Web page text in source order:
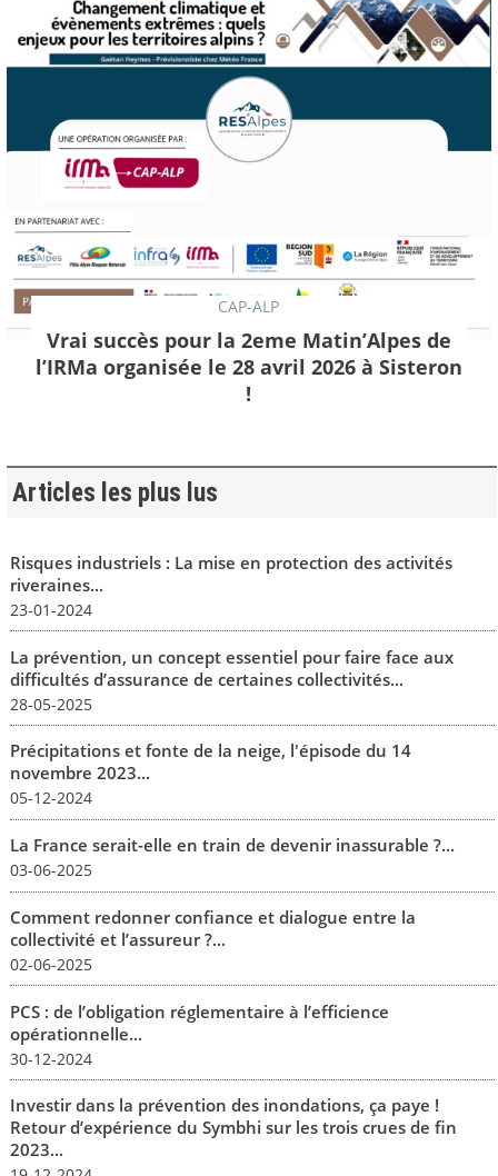
CAP-ALP
Vrai succès pour la 2eme Matin’Alpes de
l’IRMa organisée le 28 avril 2026 à Sisteron
!
Articles les plus lus
Risques industriels : La mise en protection des activités
riveraines...
23-01-2024
La prévention, un concept essentiel pour faire face aux
difficultés d’assurance de certaines collectivités...
28-05-2025
Précipitations et fonte de la neige, l'épisode du 14
novembre 2023...
05-12-2024
La France serait-elle en train de devenir inassurable ?...
03-06-2025
Comment redonner confiance et dialogue entre la
collectivité et l’assureur ?...
02-06-2025
PCS : de l’obligation réglementaire à l’efficience
opérationnelle...
30-12-2024
Investir dans la prévention des inondations, ça paye !
Retour d’expérience du Symbhi sur les trois crues de fin
2023...